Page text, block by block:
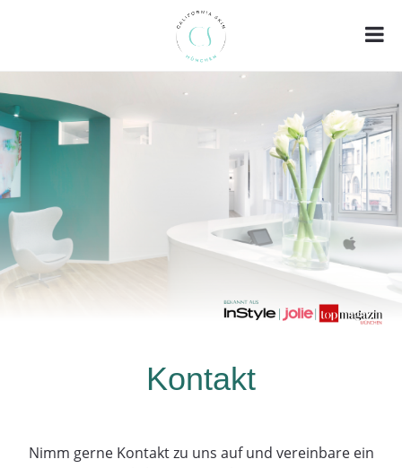
Kontakt
Nimm gerne Kontakt zu uns auf und vereinbare ein